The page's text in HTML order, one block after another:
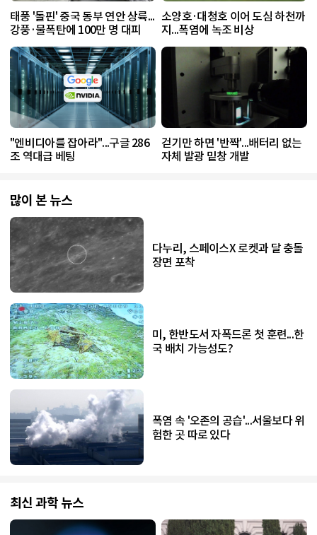
태풍 '돌핀' 중국 동부 연안 상륙...
강풍·물폭탄에 100만 명 대피
소양호·대청호 이어 도심 하천까
지...폭염에 녹조 비상
"엔비디아를 잡아라"...구글 286
조 역대급 베팅
걷기만 하면 '반짝'...배터리 없는
자체 발광 밑창 개발
많이 본 뉴스
다누리, 스페이스X 로켓과 달 충돌
장면 포착
미, 한반도서 자폭드론 첫 훈련...한
국 배치 가능성도?
폭염 속 '오존의 공습'...서울보다 위
험한 곳 따로 있다
최신 과학 뉴스